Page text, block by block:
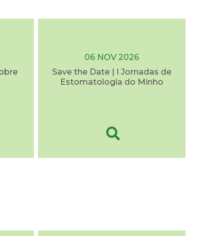
06 NOV 2026
Save the Date | I Jornadas de
Estomatologia do Minho